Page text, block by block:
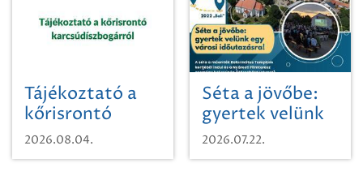
Tájékoztató a
kőrisrontó
karcsúdíszbogárról
2026.08.04.
Séta a jövőbe:
gyertek velünk
egy városi
időutazásra!
2026.07.22.